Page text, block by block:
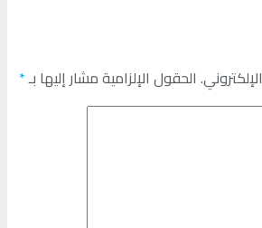
الحقول الإلزامية مشار إليها بـ*